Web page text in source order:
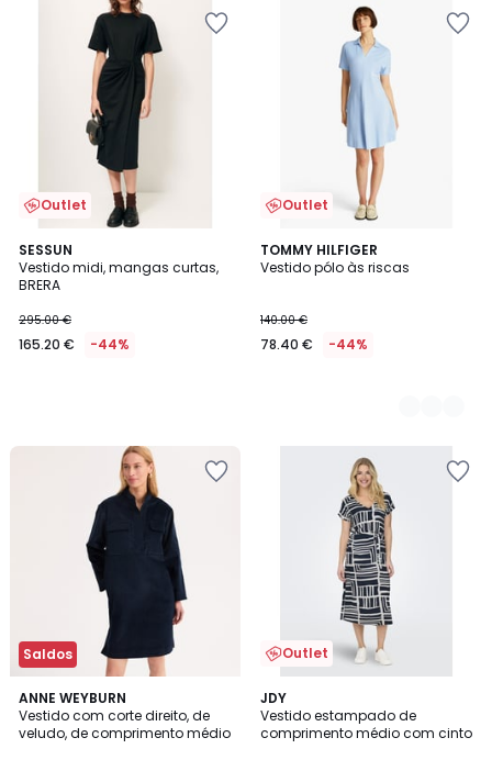
Outlet
SESSUN
Vestido midi, mangas curtas,
BRERA
295.00 €
165.20 € -44%
Outlet
TOMMY HILFIGER
Vestido pólo às riscas
140.00 €
78.40 € -44%
2
Cores
Saldos
ANNE WEYBURN
Vestido com corte direito, de
veludo, de comprimento médio
1
/
5
Outlet
JDY
Vestido estampado de
comprimento médio com cinto
4,5
/ 5